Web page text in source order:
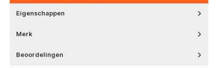
Eigenschappen
Merk
Beoordelingen